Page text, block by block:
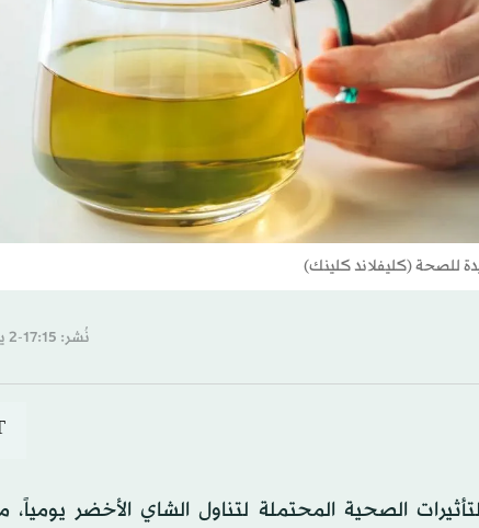
للصحة (كليفلاند كلينك)
نُشر: 17:15-2 يونيو 2026 م ـ 17 ذو الحِجّة 1447 هـ
الصحية المحتملة لتناول الشاي الأخضر